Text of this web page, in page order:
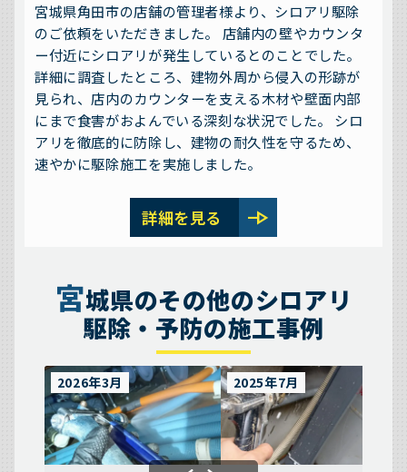
宮城県角田市の店舗の管理者様より、シロアリ駆除
のご依頼をいただきました。 店舗内の壁やカウンタ
ー付近にシロアリが発生しているとのことでした。
詳細に調査したところ、建物外周から侵入の形跡が
見られ、店内のカウンターを支える木材や壁面内部
にまで食害がおよんでいる深刻な状況でした。 シロ
アリを徹底的に防除し、建物の耐久性を守るため、
速やかに駆除施工を実施しました。
詳細を見る line_end_arrow
宮城県のその他のシロアリ
駆除・予防の施工事例
2026年3月 2025年7月